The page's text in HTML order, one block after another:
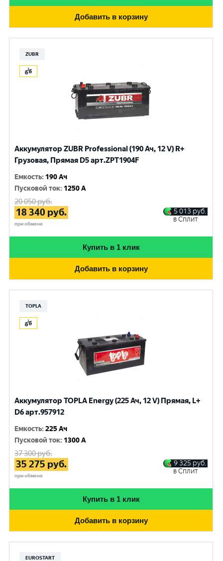
Добавить в корзину
ZUBR
Аккумулятор ZUBR Professional (190 Ач, 12 V) R+
Грузовая, Прямая D5 арт.ZPT1904F
Емкость: 190 Ач
Пусковой ток: 1250 A
20 050руб.
18 340 руб.
при обмене
5 013 руб.
в Сплит
Купить в 1 клик
Добавить в корзину
TOPLA
Аккумулятор TOPLA Energy (225 Ач, 12 V) Прямая, L+
D6 арт.957912
Емкость:225 Ач
Пусковой ток: 1300 A
37 300руб.
35 275 руб.
при обмене
9 325 руб.
в Сплит
Купить в 1 клик
Добавить в корзину
EUROSTART